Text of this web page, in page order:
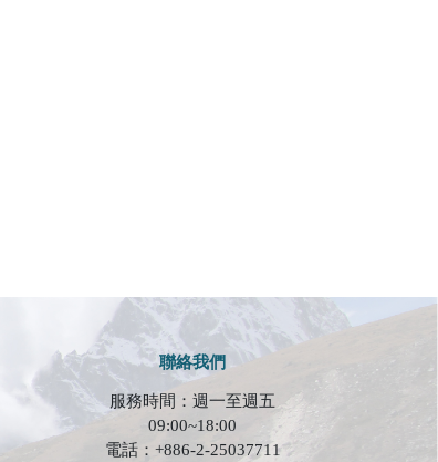
聯絡我們
服務時間：週一至週五
09:00~18:00
電話：+886-2-25037711